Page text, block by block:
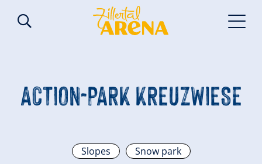
ACTION-PARK KREUZWIESE
Slopes Snow park